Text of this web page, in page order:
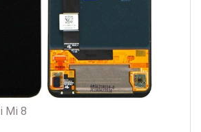
Mi 8